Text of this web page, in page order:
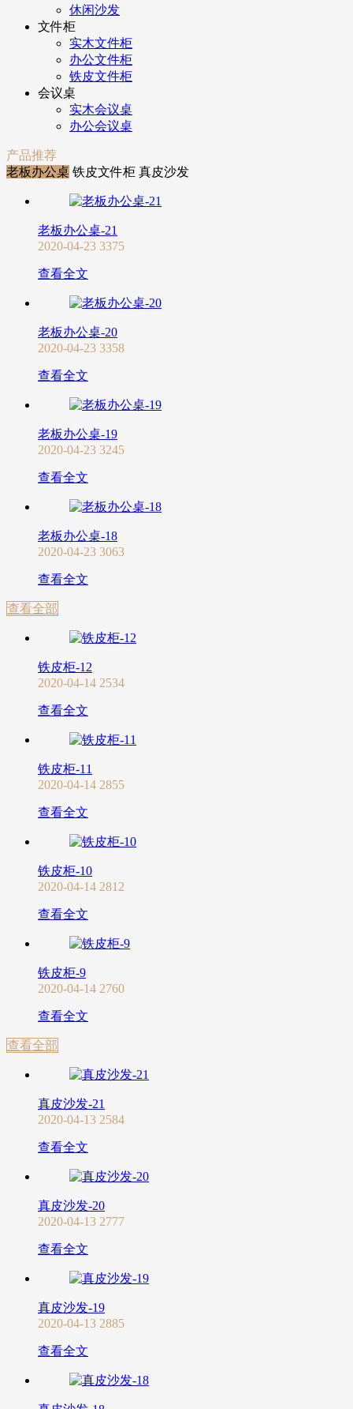
休闲沙发
文件柜
实木文件柜
办公文件柜
铁皮文件柜
会议桌
实木会议桌
办公会议桌
产品推荐
老板办公桌 铁皮文件柜 真皮沙发
老板办公桌-21
2020-04-23 3375
查看全文
老板办公桌-20
2020-04-23 3358
查看全文
老板办公桌-19
2020-04-23 3245
查看全文
老板办公桌-18
2020-04-23 3063
查看全文
查看全部
铁皮柜-12
2020-04-14 2534
查看全文
铁皮柜-11
2020-04-14 2855
查看全文
铁皮柜-10
2020-04-14 2812
查看全文
铁皮柜-9
2020-04-14 2760
查看全文
查看全部
真皮沙发-21
2020-04-13 2584
查看全文
真皮沙发-20
2020-04-13 2777
查看全文
真皮沙发-19
2020-04-13 2885
查看全文